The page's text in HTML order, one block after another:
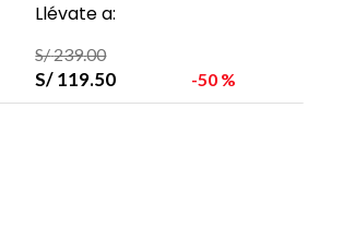
Llévate a:
S/239.00
S/119.50 50 %